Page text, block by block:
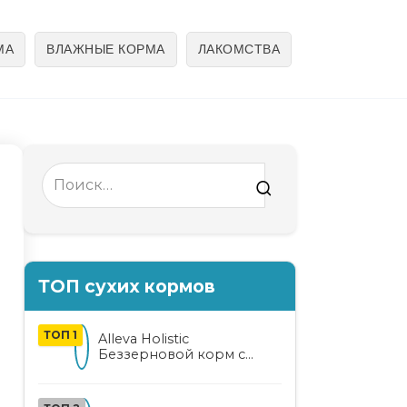
ВЛАЖНЫЕ КОРМА ЛАКОМСТВА
Search
for:
ТОП сухих кормов
ТОП 1
Alleva Holistic
Беззерновой корм с